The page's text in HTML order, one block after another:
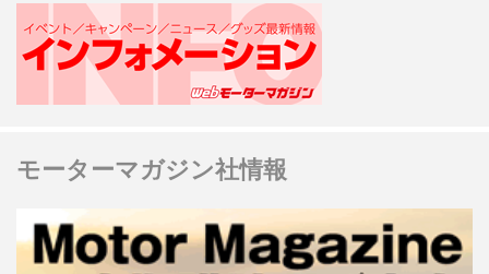
モーターマガジン社情報